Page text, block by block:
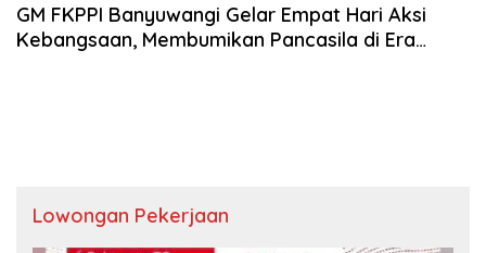
GM FKPPI Banyuwangi Gelar Empat Hari Aksi
Kebangsaan, Membumikan Pancasila di Era
Lowongan Pekerjaan